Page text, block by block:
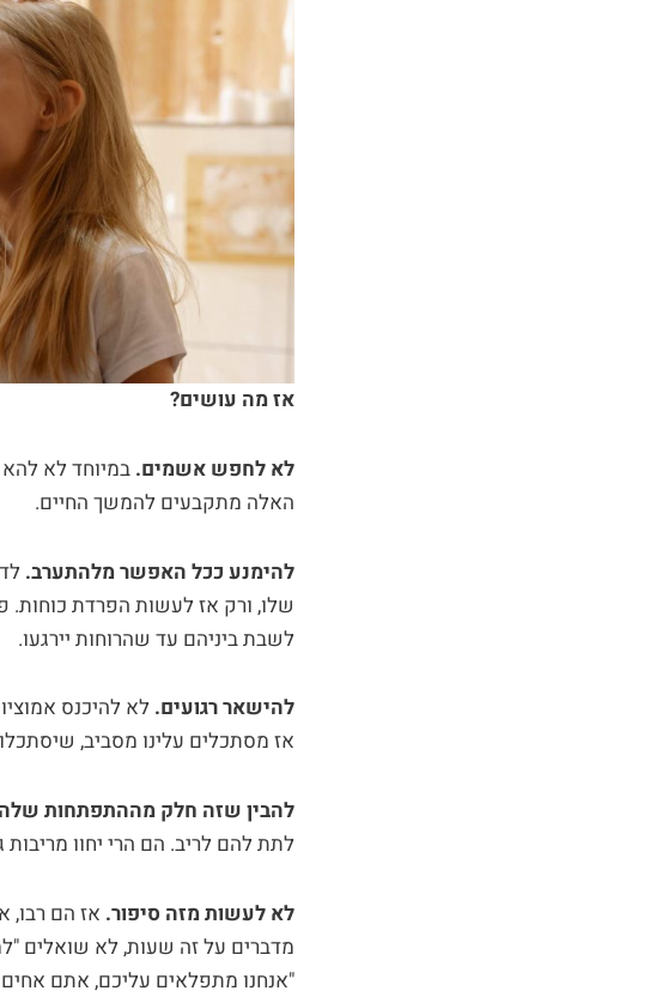
אז מה עושים?
לא לחפש אשמים. במיוחד לא
האלה מתקבעים להמשך החיים.
להימנע ככל האפשר מלהתערב.
שלו, ורק אז לעשות הפרדת
לשבת ביניהם עד שהרוחות יירגעו.
להישאר רגועים. לא להיכנס
אז מסתכלים עלינו מסביב,
להביןשזה חלק מההתפתחות
לתת להם לריב. הם הרי יחוו
לא לעשות מזה סיפור. אז הם רבו,
מדברים על זה שעות, לא שואלים
"אנחנו מתפלאים עליכם, אתם